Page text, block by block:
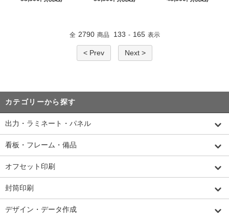
全 2790 商品 133 - 165 表示
< Prev Next >
カテゴリーから探す
出力・ラミネート・パネル
看板・フレーム・備品
オフセット印刷
封筒印刷
デザイン・データ作成